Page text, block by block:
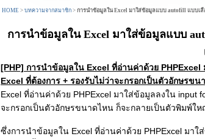
HOME > บทความจากสมาชิก > การนำข้อมูลใน Excel มาใส่ข้อมูลแบบ autofill แบบเลื
การนำข้อมูลใน Excel มาใส่ข้อมูลแบบ
[PHP] การนำข้อมูลใน Excel ที่อ่านค่าด้วย
Excel ที่ต้องการ + รองรับไม่ว่าจะกรอกเป็นตัวอักษรข
Excel ที่อ่านค่าด้วย PHPExcel มาใส่ข้อมูลลงใน input
จะกรอกเป็นตัวอักษรขนาดไหน ก็จะกลายเป็นตัวพิมพ์ให
ซึ่งการนำข้อมูลใน Excel ที่อ่านค่าด้วย PHPExcel มา